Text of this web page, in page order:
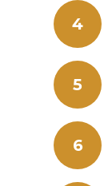
4
5
6